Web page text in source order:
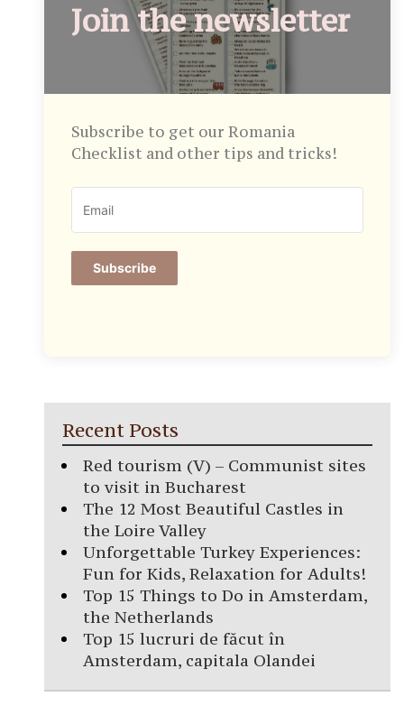
Join the newsletter
Subscribe to get our Romania
Checklist and other tips and tricks!
Subscribe
Recent Posts
Red tourism (V) – Communist sites
to visit in Bucharest
The 12 Most Beautiful Castles in
the Loire Valley
Unforgettable Turkey Experiences:
Fun for Kids, Relaxation for Adults!
Top 15 Things to Do in Amsterdam,
the Netherlands
Top 15 lucruri de făcut în
Amsterdam, capitala Olandei